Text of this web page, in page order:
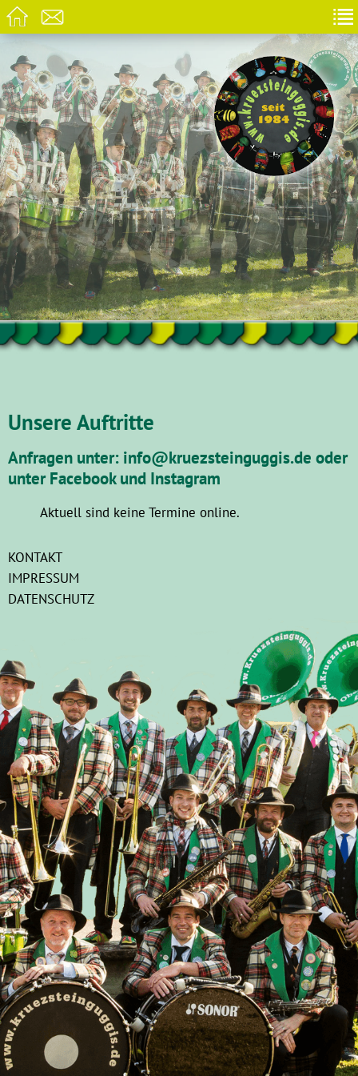
Unsere Auftritte
Anfragen unter: info@kruezsteinguggis.de oder
unter Facebook und Instagram
Aktuell sind keine Termine online.
KONTAKT
IMPRESSUM
DATENSCHUTZ